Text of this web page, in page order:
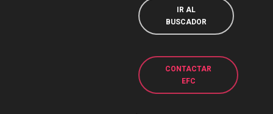
IR AL
BUSCADOR
CONTACTAR
EFC